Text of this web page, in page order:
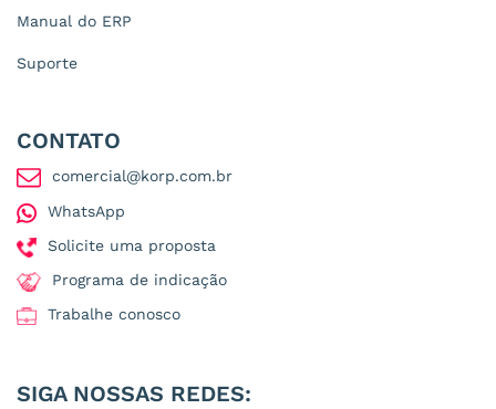
Manual do ERP
Suporte
CONTATO
comercial@korp.com.br
WhatsApp
Solicite uma proposta
Programa de indicação
Trabalhe conosco
SIGA NOSSAS REDES: